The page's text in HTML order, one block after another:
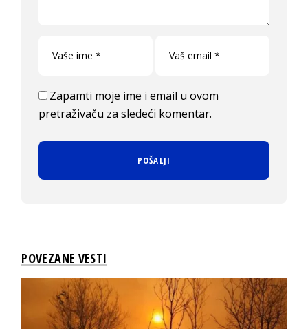
Zapamti moje ime i email u ovom
pretraživaču za sledeći komentar.
POVEZANE VESTI